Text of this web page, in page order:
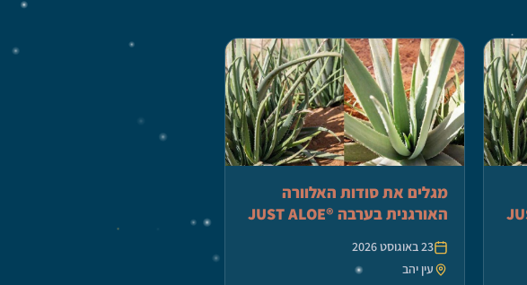
מגלים את סודות האלוורה
האורגנית בערבה ®JUST ALOE
23 באוגוסט 2026
עין יהב